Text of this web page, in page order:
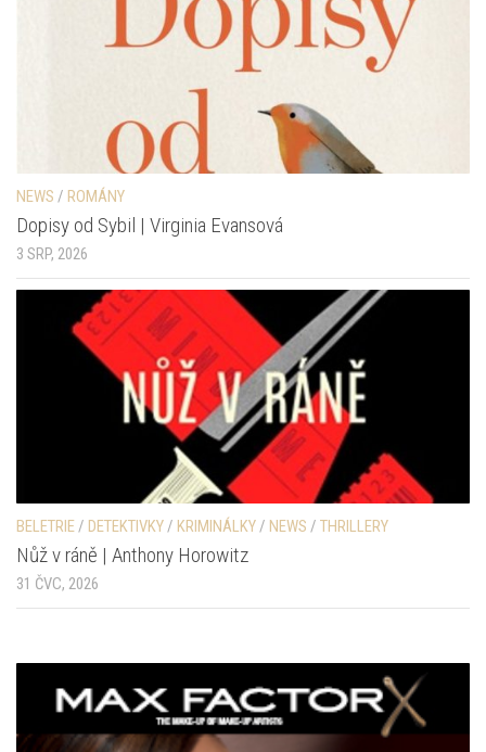
NEWS / ROMÁNY
Dopisy od Sybil | Virginia Evansová
3 SRP, 2026
BELETRIE/ DETEKTIVKY/ KRIMINÁLKY/ NEWS / THRILLERY
Nůž v ráně | Anthony Horowitz
31 ČVC, 2026